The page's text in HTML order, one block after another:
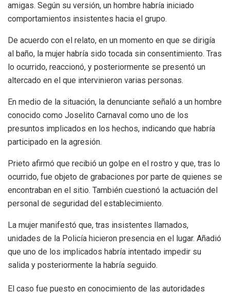
amigas. Según su versión, un hombre habría iniciado
comportamientos insistentes hacia el grupo.
De acuerdo con el relato, en un momento en que se dirigía
al baño, la mujer habría sido tocada sin consentimiento. Tras
lo ocurrido, reaccionó, y posteriormente se presentó un
altercado en el que intervinieron varias personas.
En medio de la situación, la denunciante señaló a un hombre
conocido como Joselito Carnaval como uno de los
presuntos implicados en los hechos, indicando que habría
participado en la agresión.
Prieto afirmó que recibió un golpe en el rostro y que, tras lo
ocurrido, fue objeto de grabaciones por parte de quienes se
encontraban en el sitio. También cuestionó la actuación del
personal de seguridad del establecimiento.
La mujer manifestó que, tras insistentes llamados,
unidades de la Policía hicieron presencia en el lugar. Añadió
que uno de los implicados habría intentado impedir su
salida y posteriormente la habría seguido.
El caso fue puesto en conocimiento de las autoridades